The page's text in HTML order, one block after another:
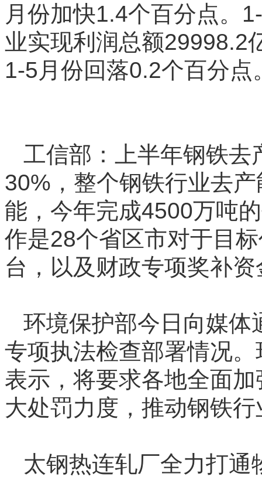
月份加快1.4个百分点。
业实现利润总额29998.2
1-5月份回落0.2个百分点
工信部：上半年钢铁
30%，整个钢铁行业去
能，今年完成4500万吨
作是28个省区市对于目
台，以及财政专项奖补
环境保护部今日向媒体
专项执法检查部署情况
表示，将要求各地全面
大处罚力度，推动钢铁
太钢热连轧厂全力打